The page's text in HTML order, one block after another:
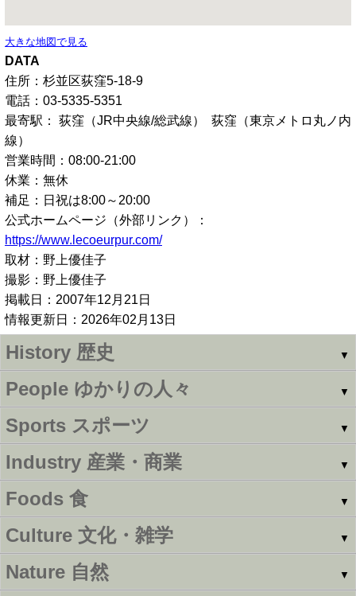
大きな地図で見る
DATA
住所：杉並区荻窪5-18-9
電話：03-5335-5351
最寄駅： 荻窪（JR中央線/総武線） 荻窪（東京メトロ丸ノ内
線）
営業時間：08:00-21:00
休業：無休
補足：日祝は8:00～20:00
公式ホームページ（外部リンク）：
https://www.lecoeurpur.com/
取材：野上優佳子
撮影：野上優佳子
掲載日：2007年12月21日
情報更新日：2026年02月13日
History 歴史 ▼
People ゆかりの人々 ▼
Sports スポーツ ▼
Industry 産業・商業 ▼
Foods 食 ▼
Culture 文化・雑学 ▼
Nature 自然 ▼